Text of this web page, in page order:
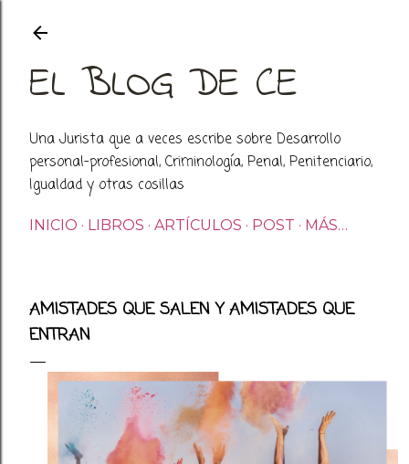
EL BLOG DE CE
Una Jurista que a veces escribe sobre Desarrollo
personal-profesional, Criminología, Penal, Penitenciario,
Igualdad y otras cosillas
INICIO LIBROS ARTÍCULOS POST MÁS…
AMISTADES QUE SALEN Y AMISTADES QUE
ENTRAN